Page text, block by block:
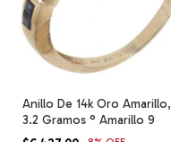
Anillo De 14k Oro Amarillo,
3.2 Gramos ° Amarillo 9